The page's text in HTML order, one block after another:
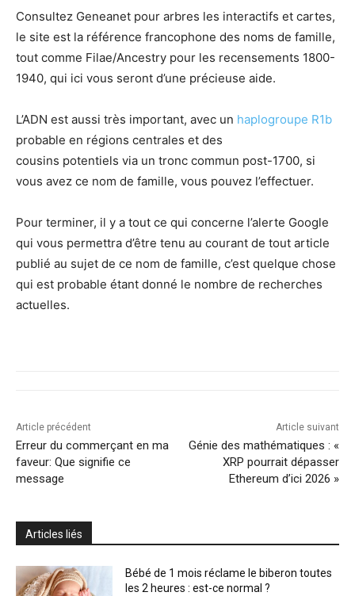
Consultez Geneanet pour arbres les interactifs et cartes,
le site est la référence francophone des noms de famille,
tout comme Filae/Ancestry pour les recensements 1800-
1940, qui ici vous seront d’une précieuse aide.
L’ADN est aussi très important, avec un haplogroupe R1b
probable en régions centrales et des
​cousins potentiels via un tronc commun post-1700, si
vous avez ce nom de famille, vous pouvez l’effectuer.
Pour terminer, il y a tout ce qui concerne l’alerte Google
qui vous permettra d’être tenu au courant de tout article
publié au sujet de ce nom de famille, c’est quelque chose
qui est probable étant donné le nombre de recherches
actuelles.
Article précédent
Erreur du commerçant en ma
faveur: Que signifie ce
message
Article suivant
Génie des mathématiques : «
XRP pourrait dépasser
Ethereum d’ici 2026 »
Articles liés
Bébé de 1 mois réclame le biberon toutes
les 2 heures : est-ce normal ?